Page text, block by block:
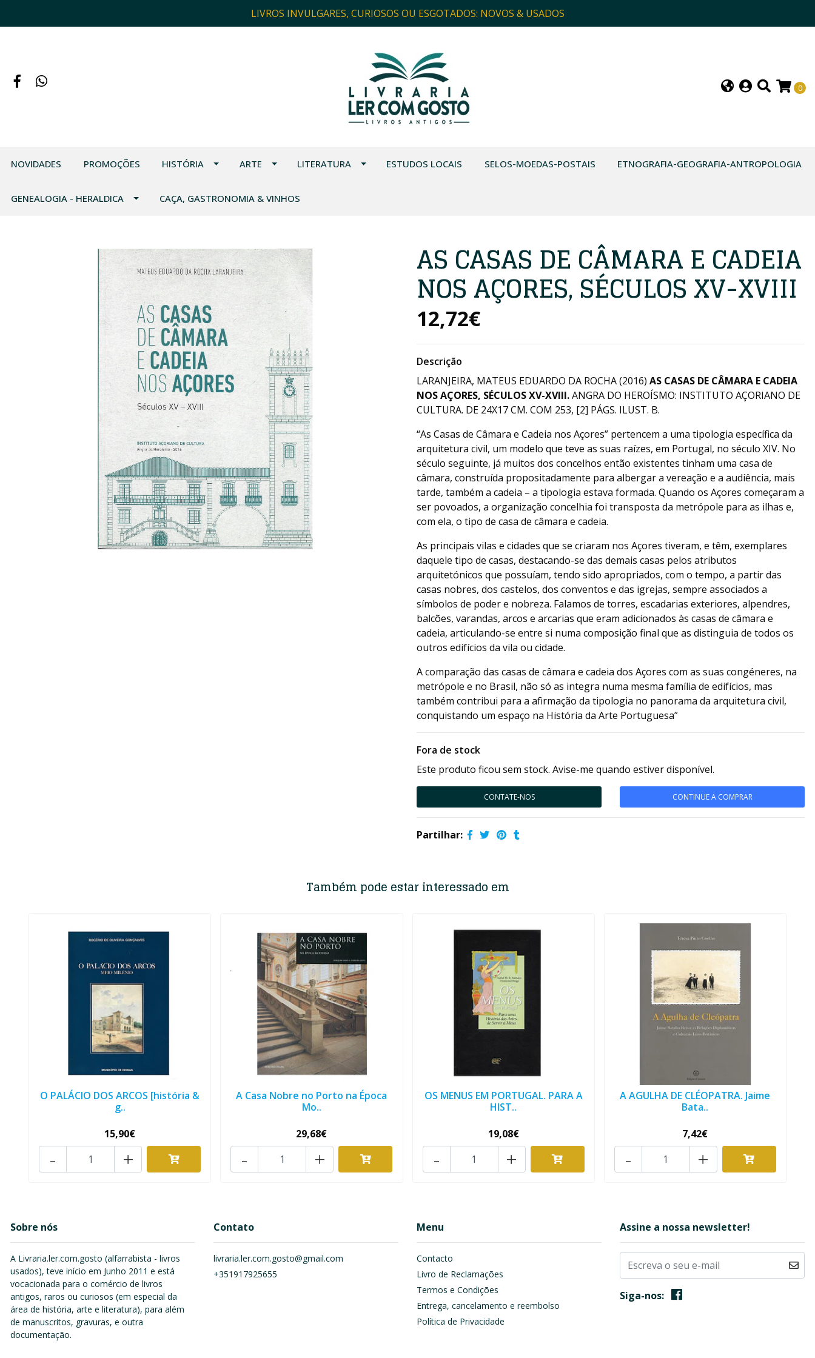
LIVROS INVULGARES, CURIOSOS OU ESGOTADOS: NOVOS & USADOS
0
NOVIDADES PROMOÇÕES HISTÓRIA ARTE LITERATURA ESTUDOS LOCAIS SELOS-MOEDAS-POSTAIS ETNOGRAFIA-GEOGRAFIA-ANTROPOLOGIA
GENEALOGIA - HERALDICA CAÇA, GASTRONOMIA & VINHOS
AS CASAS DE CÂMARA E CADEIA
NOS AÇORES, SÉCULOS XV-XVIII
12,72€
Descrição
LARANJEIRA, MATEUS EDUARDO DA ROCHA (2016) AS CASAS DE CÂMARA E CADEIA
NOS AÇORES, SÉCULOS XV-XVIII.ANGRA DO HEROÍSMO: INSTITUTO AÇORIANO DE
CULTURA. DE 24X17 CM. COM 253, [2] PÁGS. ILUST. B.
“As Casas de Câmara e Cadeia nos Açores” pertencem a uma tipologia específica da
arquitetura civil, um modelo que teve as suas raízes, em Portugal, no século XIV. No
século seguinte, já muitos dos concelhos então existentes tinham uma casa de
câmara, construída propositadamente para albergar a vereação e a audiência, mais
tarde, também a cadeia – a tipologia estava formada. Quando os Açores começaram a
ser povoados, a organização concelhia foi transposta da metrópole para as ilhas e,
com ela, o tipo de casa de câmara e cadeia.
As principais vilas e cidades que se criaram nos Açores tiveram, e têm, exemplares
daquele tipo de casas, destacando-se das demais casas pelos atributos
arquitetónicos que possuíam, tendo sido apropriados, com o tempo, a partir das
casas nobres, dos castelos, dos conventos e das igrejas, sempre associados a
símbolos de poder e nobreza. Falamos de torres, escadarias exteriores, alpendres,
balcões, varandas, arcos e arcarias que eram adicionados às casas de câmara e
cadeia, articulando-se entre si numa composição final que as distinguia de todos os
outros edifícios da vila ou cidade.
A comparação das casas de câmara e cadeia dos Açores com as suas congéneres, na
metrópole e no Brasil, não só as integra numa mesma família de edifícios, mas
também contribui para a afirmação da tipologia no panorama da arquitetura civil,
conquistando um espaço na História da Arte Portuguesa”
Fora de stock
Este produto ficou sem stock. Avise-me quando estiver disponível.
CONTATE-NOS CONTINUE A COMPRAR
Partilhar:
Também pode estar interessado em
O PALÁCIO DOS ARCOS [história &
g..
15,90€
+
-
A Casa Nobre no Porto na Época
Mo..
29,68€
+
-
OS MENUS EM PORTUGAL. PARA A
HIST..
19,08€
+
-
A AGULHA DE CLÉOPATRA. Jaime
Bata..
7,42€
+
-
Sobre nós
A Livraria.ler.com.gosto (alfarrabista - livros
usados), teve início em Junho 2011 e está
vocacionada para o comércio de livros
antigos, raros ou curiosos (em especial da
área de história, arte e literatura), para além
de manuscritos, gravuras, e outra
documentação.
Contato
livraria.ler.com.gosto@gmail.com
+351917925655
Menu
Contacto
Livro de Reclamações
Termos e Condições
Entrega, cancelamento e reembolso
Política de Privacidade
Assine a nossa newsletter!
Siga-nos: